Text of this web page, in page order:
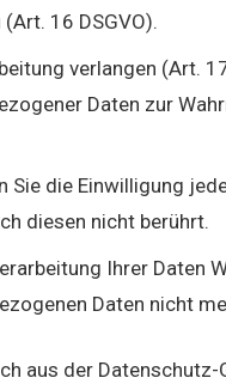
16 DSGVO).
verlangen (Art.
Daten zur
Sie die Einwilligung
diesen nicht berührt.
Ihrer Daten
Daten nicht
aus der